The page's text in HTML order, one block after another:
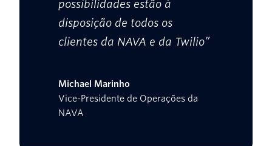
possibilidades estão à
disposição de todos os
clientes da NAVA e da Twilio”
Michael Marinho
Vice-Presidente de Operações da
NAVA